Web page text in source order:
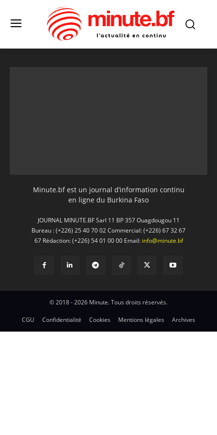
Minute.bf est un journal d’information continu
en ligne du Burkina Faso
JOURNAL MINUTE.BF Sarl 11 BP 357 Ouagdougou 11
Bureau : (+226) 25 40 70 02 Commercial: (+226) 67 32 67
67 Rédaction: (+226) 54 01 00 00 Email: info@minute.bf
© 2018 - 2026 Minute. Tous droits réservés.
CGU Confidentialité Cookies Mentions légales Archives